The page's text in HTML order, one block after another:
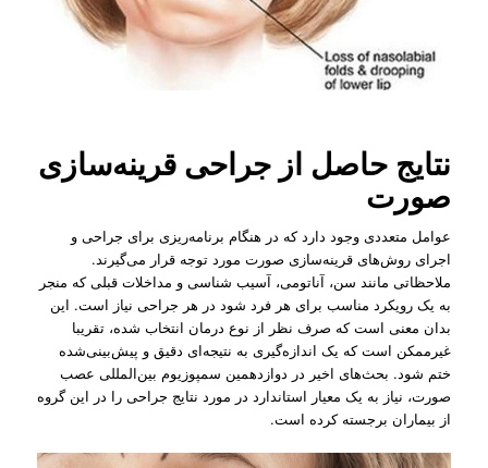
نتایج حاصل از جراحی قرینه‌سازی
صورت
عوامل متعددی وجود دارد که در هنگام برنامه‌ریزی برای جراحی و
اجرای روش‌های قرینه‌سازی صورت مورد توجه قرار می‌گیرند.
ملاحظاتی مانند سن، آناتومی، آسیب شناسی و مداخلات قبلی که منجر
به یک رویکرد مناسب برای هر فرد شود در هر جراحی نیاز است. این
بدان معنی است که صرف نظر از نوع درمان انتخاب شده، تقریبا
غیرممکن است که یک اندازه‌گیری به نتیجه‌ای دقیق و پیش‌بینی‌شده
ختم شود. بحث‌های اخیر در دوازدهمین سمپوزیوم بین‌المللی عصب
صورت، نیاز به یک معیار استاندارد در مورد نتایج جراحی را در این گروه
از بیماران برجسته کرده است.